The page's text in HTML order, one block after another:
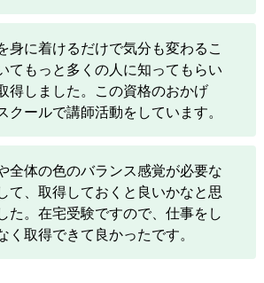
身に着けるだけで気分も変わるこ
てもっと多くの人に知ってもらい
得しました。この資格のおかげ
クールで講師活動をしています。
全体の色のバランス感覚が必要な
て、取得しておくと良いかなと思
た。在宅受験ですので、仕事をし
く取得できて良かったです。